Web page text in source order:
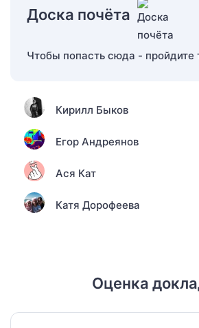
Доска почёта
Чтобы попасть сюда - пройдите
Кирилл Быков
Егор Андреянов
Ася Кат
Катя Дорофеева
Оценка